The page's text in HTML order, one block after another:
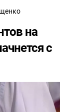
на
с